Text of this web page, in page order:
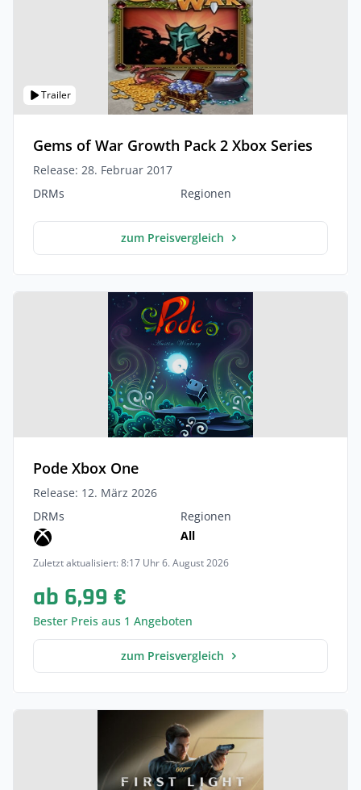
Trailer
Gems of War Growth Pack 2 Xbox Series
Release: 28. Februar 2017
DRMs
Regionen
zum Preisvergleich
Pode Xbox One
Release: 12. März 2026
DRMs
Regionen
All
Zuletzt aktualisiert: 8:17 Uhr 6. August 2026
ab 6,99 €
Bester Preis aus 1 Angeboten
zum Preisvergleich